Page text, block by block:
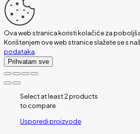
Ova web stranica koristi kolačiće za
Korištenjem ove web stranice slažete se s
podataka.
Prihvatam sve
Select at least 2 products
to compare
Usporedi proizvode